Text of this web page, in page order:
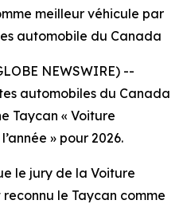
meilleur véhicule par
automobile du Canada
NEWSWIRE) --
automobiles du Canada
Taycan « Voiture
» pour 2026.
le jury de la Voiture
le Taycan comme